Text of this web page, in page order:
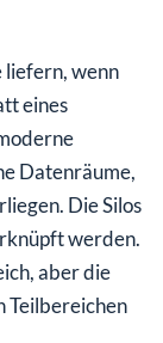
liefern, wenn
eines
Datenräume,
Die Silos
werden.
aber die
Teilbereichen